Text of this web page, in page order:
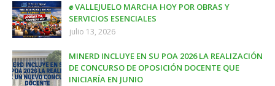
✊ VALLEJUELO MARCHA HOY POR OBRAS Y
SERVICIOS ESENCIALES
julio 13, 2026
MINERD INCLUYE EN SU POA 2026 LA REALIZACIÓN
DE CONCURSO DE OPOSICIÓN DOCENTE QUE
INICIARÍA EN JUNIO